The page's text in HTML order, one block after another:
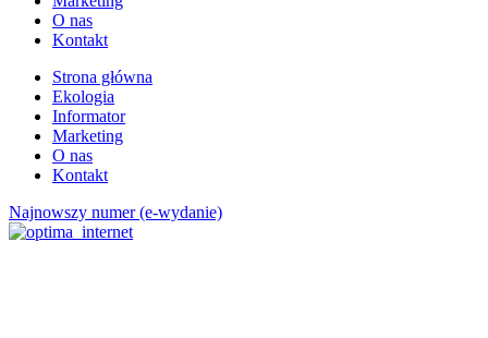
O nas
Kontakt
Strona główna
Ekologia
Informator
Marketing
O nas
Kontakt
Najnowszy numer (e-wydanie)